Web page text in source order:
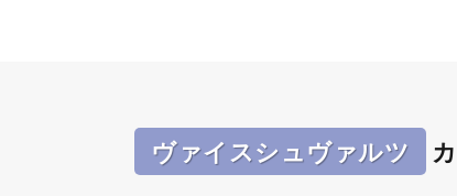
ヴァイスシュヴァルツ